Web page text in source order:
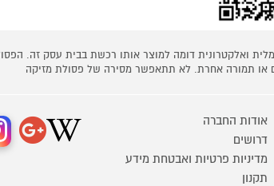
ואלקטרונית דומה למוצר אותו רכשת בבית עסק זה.
או תמורה אחרת. לא תתאפשר מסירה של פסולת מזיקה
אודות החברה
דרושים
מדיניות פרטיות ואבטחת מידע
תקנון